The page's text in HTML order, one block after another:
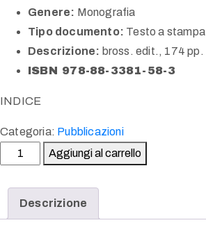
Genere: Monografia
Tipo documento: Testo a stampa
Descrizione: bross. edit., 174 pp.
ISBN 978-88-3381-58-3
INDICE
Categoria: Pubblicazioni
Aggiungi al carrello
Descrizione